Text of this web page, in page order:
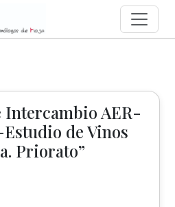
Intercambio AER-
de Vinos
Priorato”